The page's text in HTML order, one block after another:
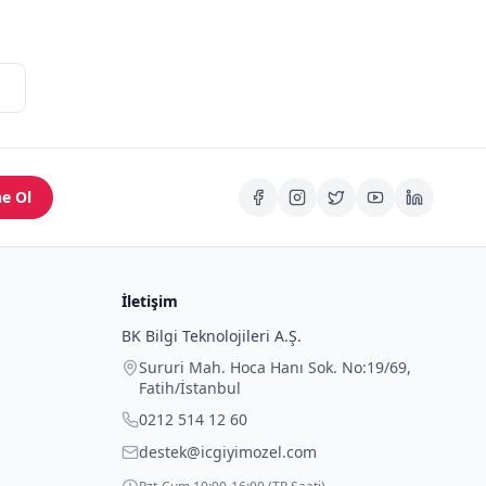
Ol
İletişim
BK Bilgi Teknolojileri A.Ş.
Sururi Mah. Hoca Hanı Sok. No:19/69,
Fatih/İstanbul
0212 514 12 60
destek@icgiyimozel.com